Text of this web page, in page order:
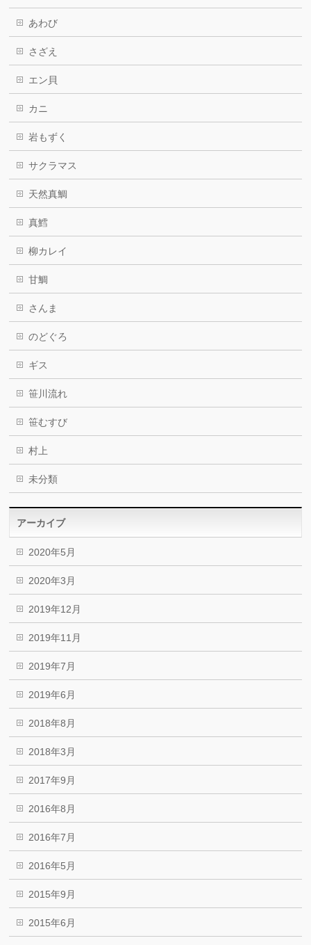
あわび
さざえ
エン貝
カニ
岩もずく
サクラマス
天然真鯛
真鱈
柳カレイ
甘鯛
さんま
のどぐろ
ギス
笹川流れ
笹むすび
村上
未分類
アーカイブ
2020年5月
2020年3月
2019年12月
2019年11月
2019年7月
2019年6月
2018年8月
2018年3月
2017年9月
2016年8月
2016年7月
2016年5月
2015年9月
2015年6月